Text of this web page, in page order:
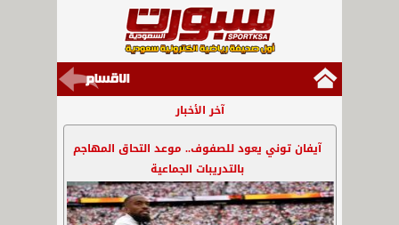
آخر الأخبار
آيفان توني يعود للصفوف.. موعد التحاق المهاجم
بالتدريبات الجماعية